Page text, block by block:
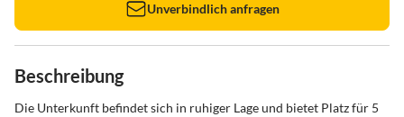
Unverbindlich anfragen
Beschreibung
Die Unterkunft befindet sich in ruhiger Lage und bietet Platz für 5